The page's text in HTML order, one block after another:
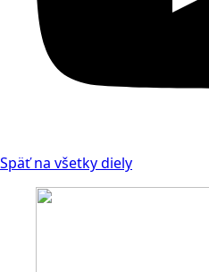
Späť na všetky diely